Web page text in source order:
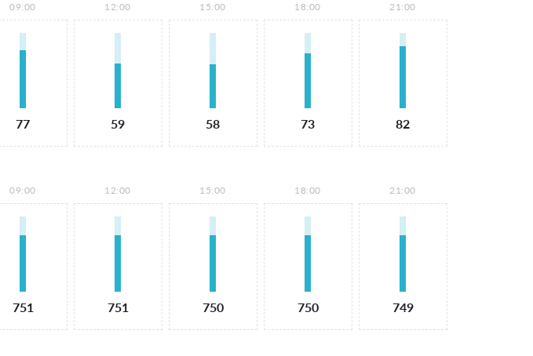
09:00
77
12:00
59
15:00
58
18:00
73
21:00
82
09:00
751
12:00
751
15:00
750
18:00
750
21:00
749